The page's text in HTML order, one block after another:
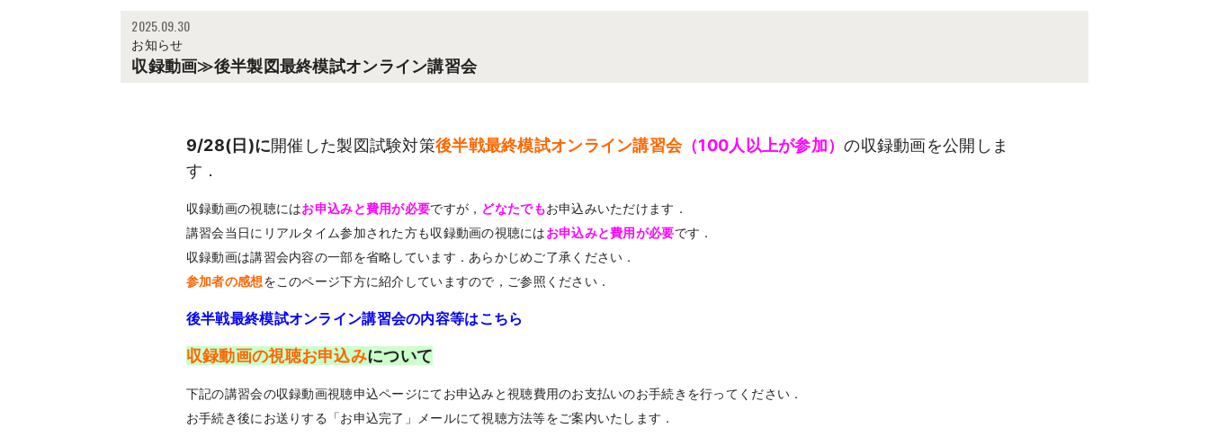
2025.09.30
お知らせ
収録動画≫後半製図最終模試オンライン講習会
9/28(日)に開催した製図試験対策後半戦最終模試オンライン講習会（100人以上が参加）の収録動画を公開 しま
す．
収録動画の視聴にはお申込みと費用が必要ですが， どなたでもお申込みいただけます．
講習会当日にリアルタイム参加された方も収録動画の視聴にはお申込みと費用が必要です．
収録動画は講習会内容の一部を省略しています．あらかじめご了承ください．
参加者の感想をこのページ下方に紹介していますので，ご参照ください．
後半戦最終模試オンライン講習会の内容等はこちら
収録動画の視聴お申込みについて
下記の講習会の収録動画視聴申込ページにてお申込みと視聴費用のお支払いのお手続きを行ってください．
お手続き後にお送りする「お申込完了」メールにて視聴方法等をご案内いたします．